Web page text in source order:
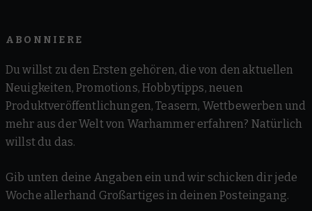
ABONNIERE
Du willst zu den Ersten gehören, die von den aktuellen
Neuigkeiten, Promotions, Hobbytipps, neuen
Produktveröffentlichungen, Teasern, Wettbewerben und
mehr aus der Welt von Warhammer erfahren? Natürlich
willst du das.
Gib unten deine Angaben ein und wir schicken dir jede
Woche allerhand Großartiges in deinen Posteingang.